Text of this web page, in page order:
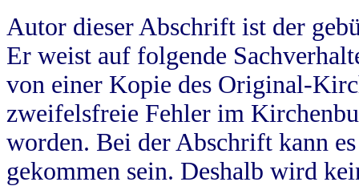
Autor dieser Abschrift ist der
Er weist auf folgende
von einer Kopie des Original-
zweifelsfreie Fehler im
worden. Bei der Abschrift kann
gekommen sein. Deshalb wird